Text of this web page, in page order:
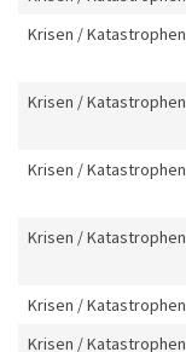
Krisen / Katastrophen
Krisen / Katastrophen
Krisen / Katastrophen
Krisen / Katastrophen
Krisen / Katastrophen
Krisen / Katastrophen